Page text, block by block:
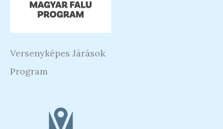
Versenyképes Járások
Program